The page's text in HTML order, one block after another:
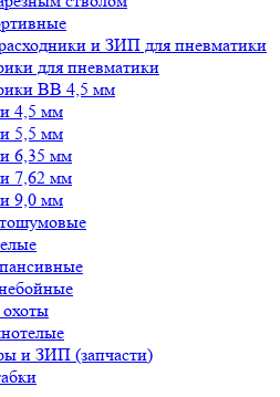
и ЗИП для пневматики
для пневматики
BB 4,5 мм
4,5 мм
5,5 мм
6,35 мм
7,62 мм
9,0 мм
и ЗИП (запчасти)